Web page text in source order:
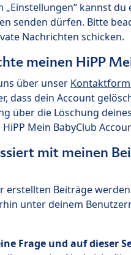
„Einstellungen“ kannst
senden dürfen. Bitte
Nachrichten schicken.
meinen HiPP
über unser
dass dein Account
über die Löschung
Mein BabyClub
mit meinen
erstellten Beiträge
unter deinem
Frage und auf dieser